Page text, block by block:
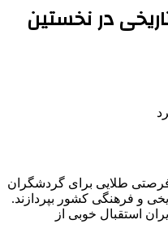
در نخستین
فرصتی طلایی برای گردشگران
و فرهنگی کشور بپردازند.
استقبال خوبی از